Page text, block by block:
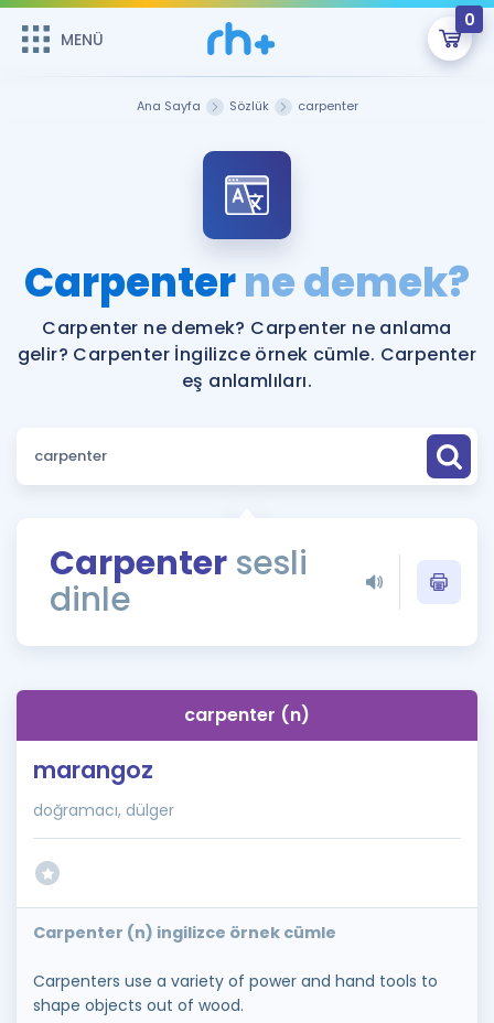
MENÜ
0
ÜYE DEĞİLİM
Sepetin Şu An Boş.
Remzi Hoca ile seni sınava hazırlayacak onlarca eğitim seni
bekliyor!
MENÜ
Katılımcı Görüşleri
Faydalı Araçlar
Sözlük
Rehberlik Aracı
ÖSYM Sınav Takvimi
İngilizce Gramer
Hakkımızda
Ana Sayfa Sözlük carpenter
Carpenterne demek?
Carpenter ne demek? Carpenter ne anlama
gelir? Carpenter İngilizce örnek cümle. Carpenter
eş anlamlıları.
Carpenter sesli
dinle
carpenter (n)
marangoz
doğramacı, dülger
Carpenter (n) ingilizce örnek cümle
Carpenters use a variety of power and hand tools to
shape objects out of wood.